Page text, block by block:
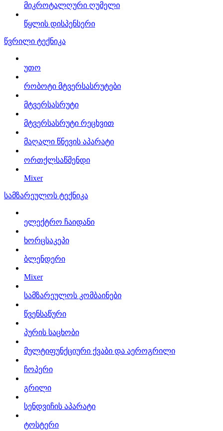
მიკროტალღური ღუმელი
წყლის დისპენსერი
წვრილი ტექნიკა
უთო
რობოტი მტვერსასრუტები
მტვერსასრუტი
მტვერსასრუტი რეცხვით
მაღალი წნევის აპარატი
ორთქლსაწმენდი
Mixer
სამზარეულოს ტექნიკა
ელექტრო ჩაიდანი
ხორცსაკეპი
ბლენდერი
Mixer
სამზარეულოს კომბაინები
წვენსაწური
პურის საცხობი
მულტიფუნქციური ქვაბი და აეროგრილი
ჩოპერი
გრილი
სენდვიჩის აპარატი
ტოსტერი